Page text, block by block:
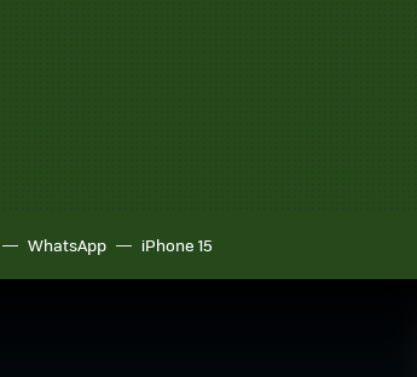
WhatsApp iPhone 15